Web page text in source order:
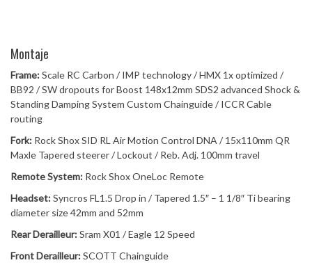
Montaje
Frame:Scale RC Carbon / IMP technology / HMX 1x optimized /
BB92 / SW dropouts for Boost 148x12mm SDS2 advanced Shock &
Standing Damping System Custom Chainguide / ICCR Cable
routing
Fork: Rock Shox SID RL Air Motion Control DNA / 15x110mm QR
Maxle Tapered steerer / Lockout / Reb. Adj. 100mm travel
Remote System: Rock Shox OneLoc Remote
Headset:Syncros FL1.5 Drop in / Tapered 1.5″ – 1 1/8″ Ti bearing
diameter size 42mm and 52mm
Rear Derailleur:Sram X01 / Eagle 12 Speed
Front Derailleur:SCOTT Chainguide